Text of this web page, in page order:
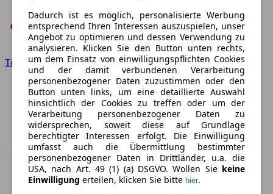
Toyota
Dadurch ist es möglich, personalisierte Werbung
entsprechend Ihren Interessen auszuspielen, unser
Angebot zu optimieren und dessen Verwendung zu
analysieren. Klicken Sie den Button unten rechts,
um dem Einsatz von einwilligungspflichten Cookies
und der damit verbundenen Verarbeitung
personenbezogener Daten zuzustimmen oder den
Button unten links, um eine detaillierte Auswahl
hinsichtlich der Cookies zu treffen oder um der
Verarbeitung personenbezogener Daten zu
widersprechen, soweit diese auf Grundlage
berechtigter Interessen erfolgt. Die Einwilligung
umfasst auch die Übermittlung bestimmter
personenbezogener Daten in Drittländer, u.a. die
USA, nach Art. 49 (1) (a) DSGVO. Wollen Sie keine
Einwilligung erteilen, klicken Sie bitte hier.